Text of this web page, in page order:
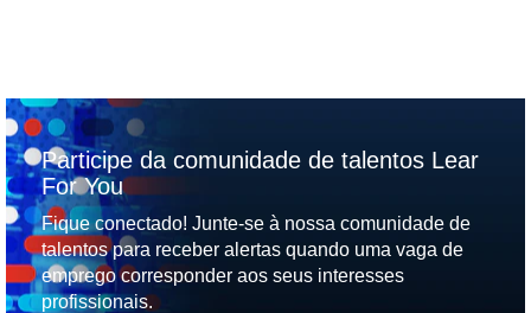
Participe da comunidade de talentos Lear
For You
Fique conectado! Junte-se à nossa comunidade de
talentos para receber alertas quando uma vaga de
emprego corresponder aos seus interesses
profissionais.